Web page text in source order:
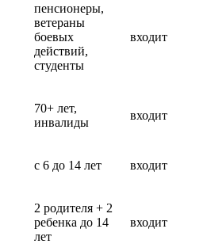
пенсионеры,
ветераны
боевых
действий,
студенты
входит
70+ лет,
инвалиды
входит
с 6 до 14 лет входит
2 родителя + 2
ребенка до 14
лет
входит